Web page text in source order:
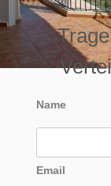
Name
Email